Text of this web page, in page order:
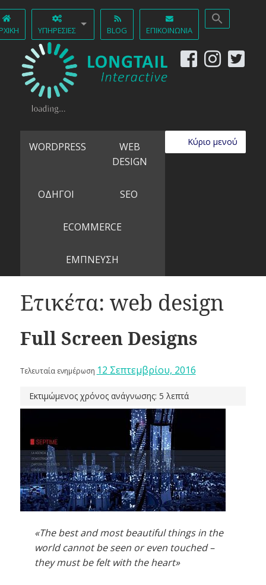
ΥΠΗΡΕΣΊΕΣ BLOG ΕΠΙΚΟΙΝΩΝΊΑ
Κύριο μενού
WORDPRESS
WEB
DESIGN
ΟΔΗΓΟΙ SEO
ECOMMERCE
ΕΜΠΝΕΥΣΗ
Ετικέτα: web design
Full Screen Designs
Τελευταία ενημέρωση 12 Σεπτεμβρίου, 2016
Εκτιμώμενος χρόνος ανάγνωσης: 5 λεπτά
«The best and most beautiful things in the
world cannot be seen or even touched –
they must be felt with the heart»